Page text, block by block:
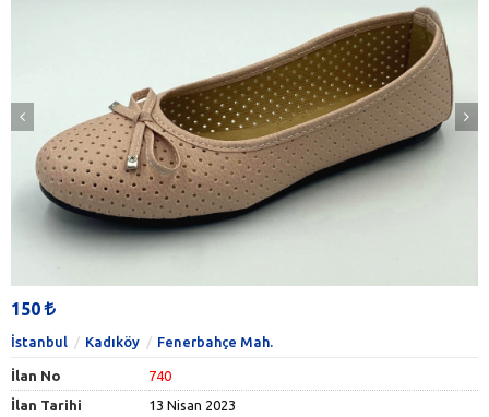
150
İstanbul Kadıköy Fenerbahçe Mah.
İlan No
740
İlan Tarihi
13 Nisan 2023